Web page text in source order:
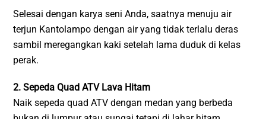
Selesai dengan karya seni Anda, saatnya menuju air
terjun Kantolampo dengan air yang tidak terlalu deras
sambil meregangkan kaki setelah lama duduk di kelas
perak.
2. Sepeda Quad ATV Lava Hitam
Naik sepeda quad ATV dengan medan yang berbeda